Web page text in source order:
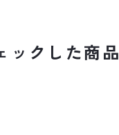
ックした商品